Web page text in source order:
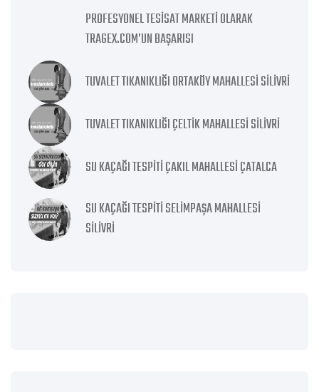
PROFESYONEL TESISAT MARKETI OLARAK
TRAGEX.COM’UN BAŞARISI
TUVALET TIKANIKLIĞI ORTAKÖY MAHALLESI SILIVRI
TUVALET TIKANIKLIĞI ÇELTIK MAHALLESI SILIVRI
SU KAÇAĞI TESPITI ÇAKIL MAHALLESI ÇATALCA
SU KAÇAĞI TESPITI SELIMPAŞA MAHALLESI
SILIVRI